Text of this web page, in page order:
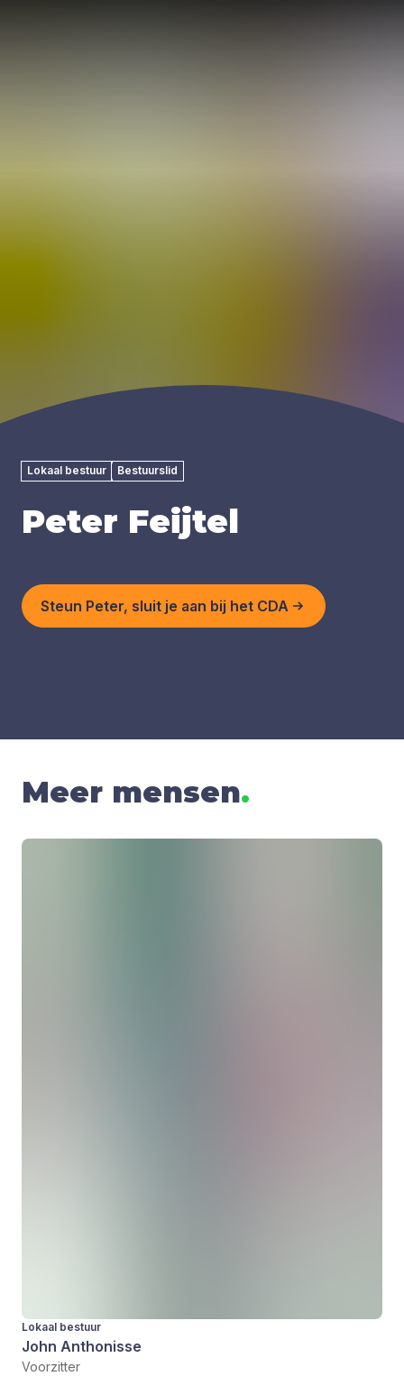
Lokaal bestuur Bestuurslid
Peter Feijtel
Steun Peter, sluit je aan bij het CDA
Meer mensen.
Lokaal bestuur
John Anthonisse
Voorzitter